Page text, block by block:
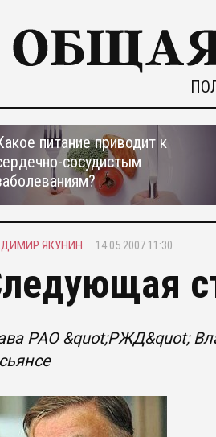
питание приводит к
сосудистым
ЯКУНИН 14.05.2007 11:30
РАО &quot;РЖД&quot;